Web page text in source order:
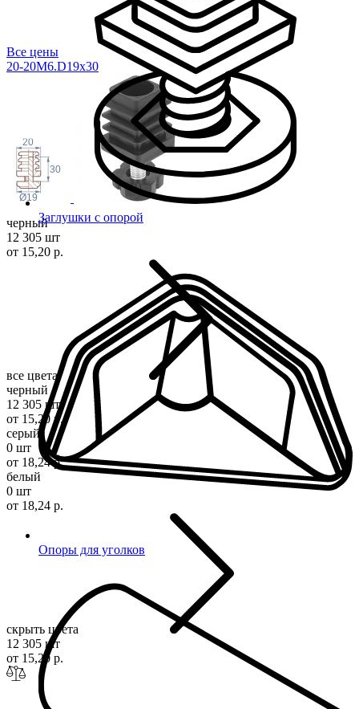
Заглушки с опорой
Опоры для уголков
Все цены
20-20M6.D19x30
20
30
Ø19
черный
12 305 шт
от 15,20 р.
все цвета
черный
12 305 шт
от 15,20 р.
серый
0 шт
от 18,24 р.
белый
0 шт
от 18,24 р.
скрыть цвета
12 305 шт
от 15,20 р.